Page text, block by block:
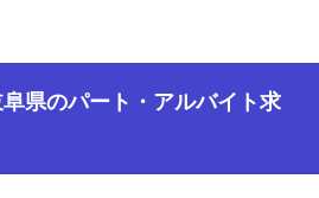
県のパート・アルバイト求